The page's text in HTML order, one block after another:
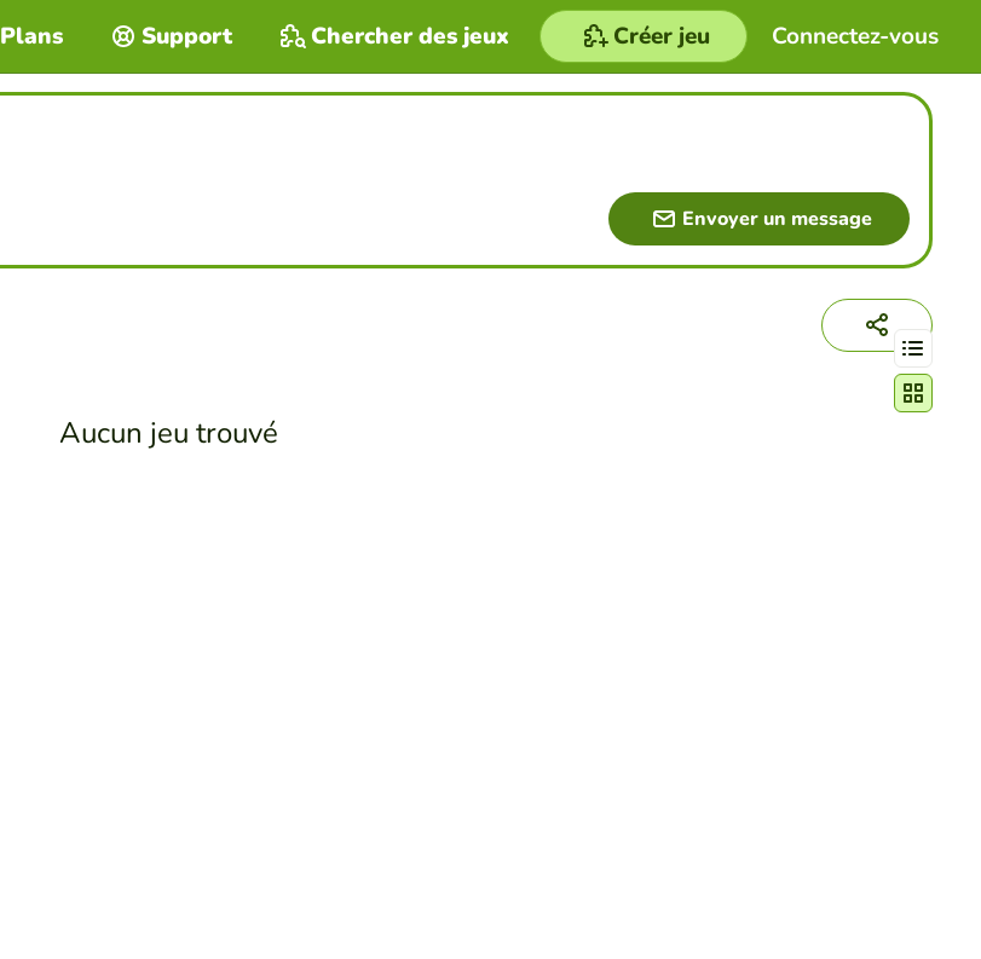
Connectez-vous
Plans Support Chercher des jeux Créer jeu
Envoyer un message
Changer
Aucun jeu trouvé